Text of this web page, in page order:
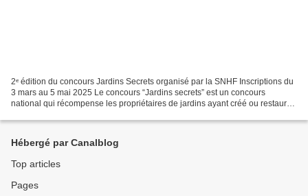
2ᵉ édition du concours Jardins Secrets organisé par la SNHF Inscriptions du
3 mars au 5 mai 2025 Le concours “Jardins secrets” est un concours
national qui récompense les propriétaires de jardins ayant créé ou restauré
Hébergé par Canalblog
Top articles
Pages